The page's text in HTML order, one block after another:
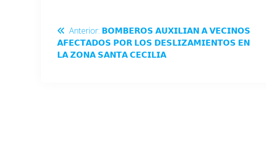
Anterior: 𝗕𝗢𝗠𝗕𝗘𝗥𝗢𝗦 𝗔𝗨𝗫𝗜𝗟𝗜𝗔𝗡 𝗔 𝗩𝗘𝗖𝗜𝗡𝗢𝗦
𝗔𝗙𝗘𝗖𝗧𝗔𝗗𝗢𝗦 𝗣𝗢𝗥 𝗟𝗢𝗦 𝗗𝗘𝗦𝗟𝗜𝗭𝗔𝗠𝗜𝗘𝗡𝗧𝗢𝗦 𝗘𝗡
𝗟𝗔 𝗭𝗢𝗡𝗔 𝗦𝗔𝗡𝗧𝗔 𝗖𝗘𝗖𝗜𝗟𝗜𝗔